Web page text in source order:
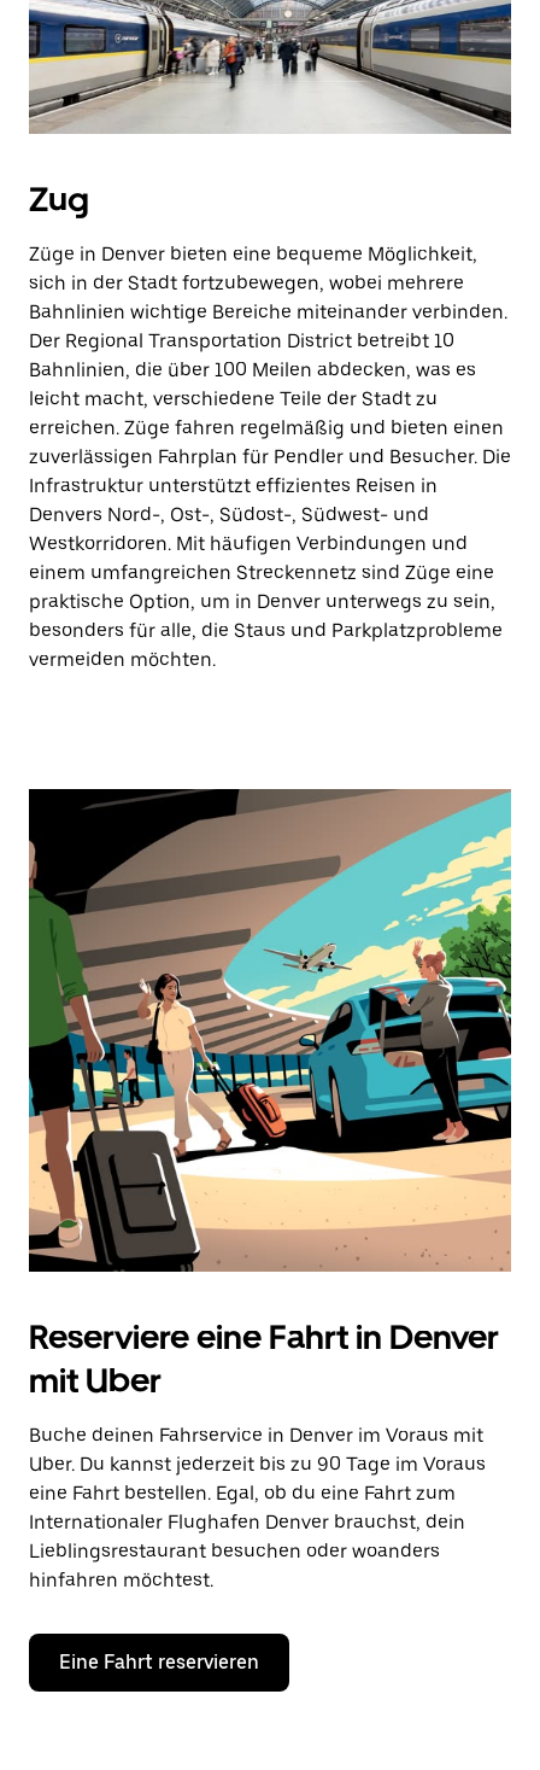
Zug
Züge in Denver bieten eine bequeme Möglichkeit,
sich in der Stadt fortzubewegen, wobei mehrere
Bahnlinien wichtige Bereiche miteinander verbinden.
Der Regional Transportation District betreibt 10
Bahnlinien, die über 100 Meilen abdecken, was es
leicht macht, verschiedene Teile der Stadt zu
erreichen. Züge fahren regelmäßig und bieten einen
zuverlässigen Fahrplan für Pendler und Besucher. Die
Infrastruktur unterstützt effizientes Reisen in
Denvers Nord-, Ost-, Südost-, Südwest- und
Westkorridoren. Mit häufigen Verbindungen und
einem umfangreichen Streckennetz sind Züge eine
praktische Option, um in Denver unterwegs zu sein,
besonders für alle, die Staus und Parkplatzprobleme
vermeiden möchten.
Reserviere eine Fahrt in Denver
mit Uber
Buche deinen Fahrservice in Denver im Voraus mit
Uber. Du kannst jederzeit bis zu 90 Tage im Voraus
eine Fahrt bestellen. Egal, ob du eine Fahrt zum
Internationaler Flughafen Denver brauchst, dein
Lieblingsrestaurant besuchen oder woanders
hinfahren möchtest.
Eine Fahrt reservieren